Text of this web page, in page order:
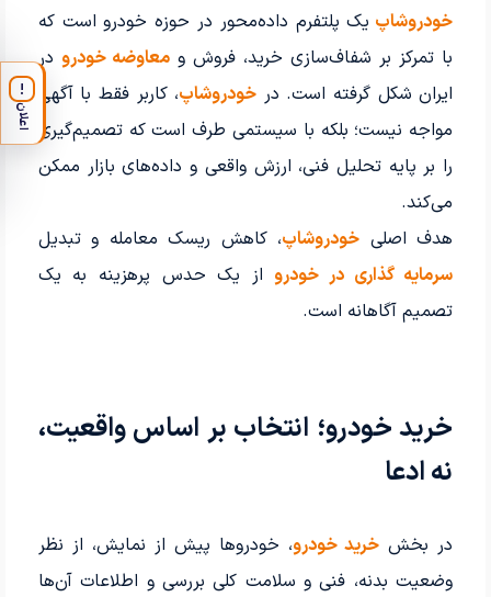
خودروشاپ یک پلتفرم داده‌محور در حوزه خودرو است که
با تمرکز بر شفاف‌سازی خرید، فروش ومعاوضه خودرو در
ایران شکل گرفته است. در خودروشاپ، کاربر فقط با آگهی
مواجه نیست؛ بلکه با سیستمی طرف است که تصمیم‌گیری
را بر پایه تحلیل فنی، ارزش واقعی و داده‌های بازار ممکن
می‌کند.
هدف اصلی خودروشاپ، کاهش ریسک معامله و تبدیل
سرمایه گذاری در خودرواز یک حدس پرهزینه به یک
تصمیم آگاهانه است.
خرید خودرو؛ انتخاب بر اساس واقعیت،
نه ادعا
در بخش خرید خودرو، خودروها پیش از نمایش، از نظر
وضعیت بدنه، فنی و سلامت کلی بررسی و اطلاعات آن‌ها
!
اعلان